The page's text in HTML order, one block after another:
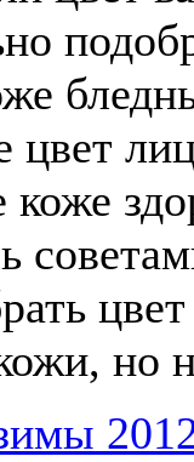
цвет
но